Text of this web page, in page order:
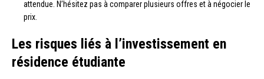
attendue. N’hésitez pas à comparer plusieurs offres et à négocier le
prix.
Les risques liés à l’investissement en
résidence étudiante